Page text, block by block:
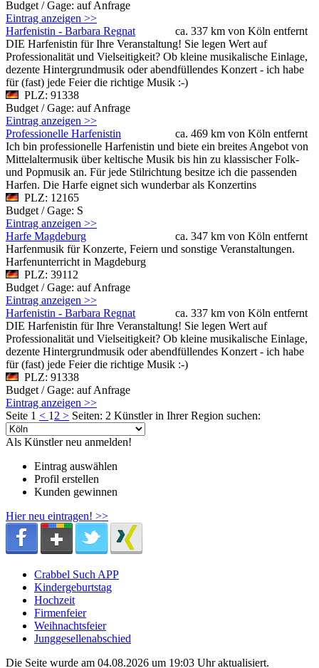
Budget / Gage: auf Anfrage
Eintrag anzeigen >>
ca. 337 km von Köln entfernt
Harfenistin - Barbara Regnat
DIE Harfenistin für Ihre Veranstaltung! Sie legen Wert auf
Professionalität und Vielseitigkeit? Ob kleine musikalische Einlage,
dezente Hintergrundmusik oder abendfüllendes Konzert - ich habe
für (fast) jede Feier die richtige Musik :-)
PLZ: 91338
Budget / Gage: auf Anfrage
Eintrag anzeigen >>
ca. 469 km von Köln entfernt
Professionelle Harfenistin
Ich bin professionelle Harfenistin und biete ein breites Angebot von
Mittelaltermusik über keltische Musik bis hin zu klassischer Folk-
und Popmusik an. Für jede Stilrichtung besitze ich die passenden
Harfen. Die Harfe eignet sich wunderbar als Konzertins
PLZ: 12165
Budget / Gage: S
Eintrag anzeigen >>
ca. 347 km von Köln entfernt
Harfe Magdeburg
Harfenmusik für Konzerte, Feiern und sonstige Veranstaltungen.
Harfenunterricht in Magdeburg
PLZ: 39112
Budget / Gage: auf Anfrage
Eintrag anzeigen >>
ca. 337 km von Köln entfernt
Harfenistin - Barbara Regnat
DIE Harfenistin für Ihre Veranstaltung! Sie legen Wert auf
Professionalität und Vielseitigkeit? Ob kleine musikalische Einlage,
dezente Hintergrundmusik oder abendfüllendes Konzert - ich habe
für (fast) jede Feier die richtige Musik :-)
PLZ: 91338
Budget / Gage: auf Anfrage
Eintrag anzeigen >>
Seite 1 < 1 2 > Seiten: 2 Künstler in Ihrer Region suchen:
Als Künstler neu anmelden!
Eintrag auswählen
Profil erstellen
Kunden gewinnen
Hier neu eintragen! >>
Crabbel Such APP
Kindergeburtstag
Hochzeit
Firmenfeier
Weihnachtsfeier
Junggesellenabschied
Die Seite wurde am 04.08.2026 um 19:03 Uhr aktualisiert.